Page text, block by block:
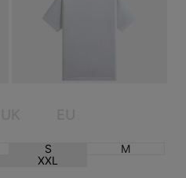
S
M
XXL
пароль?